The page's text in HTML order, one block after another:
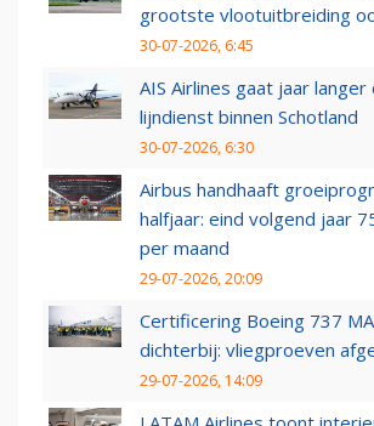
grootste vlootuitbreiding
30-07-2026, 6:45
AIS Airlines gaat jaar
lijndienst binnen Schotland
30-07-2026, 6:30
Airbus handhaaft
halfjaar: eind volgend jaar
per maand
29-07-2026, 20:09
Certificering Boeing 737
dichterbij: vliegproeven
29-07-2026, 14:09